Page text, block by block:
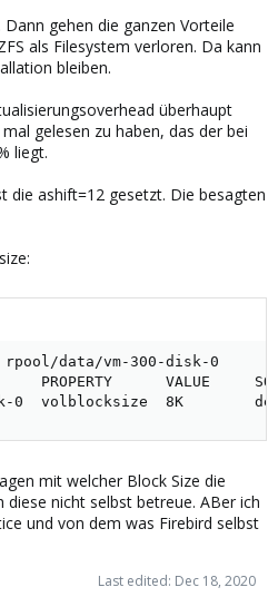
gehen die ganzen Vorteile
als Filesystem verloren. Da kann
bleiben.
überhaupt
gelesen zu haben, das der bei
liegt.
die ashift=12 gesetzt. Die besagten
data/vm-300-disk-0
VALUE
0  volblocksize  8K
mit welcher Block Size die
nicht selbst betreue. ABer ich
und von dem was Firebird selbst
Last edited: Dec 18, 2020